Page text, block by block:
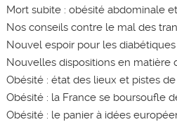
Mort subite : obésité abdominale
Nos conseils contre le mal des
Nouvel espoir pour les diabétiques
Nouvelles dispositions en
Obésité : état des lieux et pistes
Obésité : la France se boursoufle
Obésité : le panier à idées